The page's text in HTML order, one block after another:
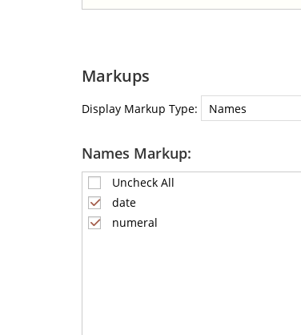
Markups
Display Markup Type:
Names Markup:
Uncheck All
date
numeral